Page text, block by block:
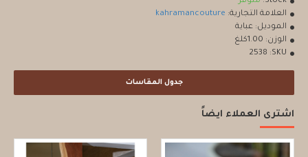
العلامة التجارية: kahramancouture
الموديل: عباية
الوزن: 1.00كلغ
SKU:
2538
جدول المقاسات
اشترى العملاء ايضاً